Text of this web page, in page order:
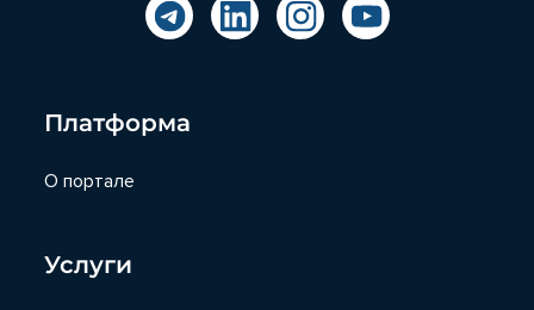
Платформа
О портале
Услуги